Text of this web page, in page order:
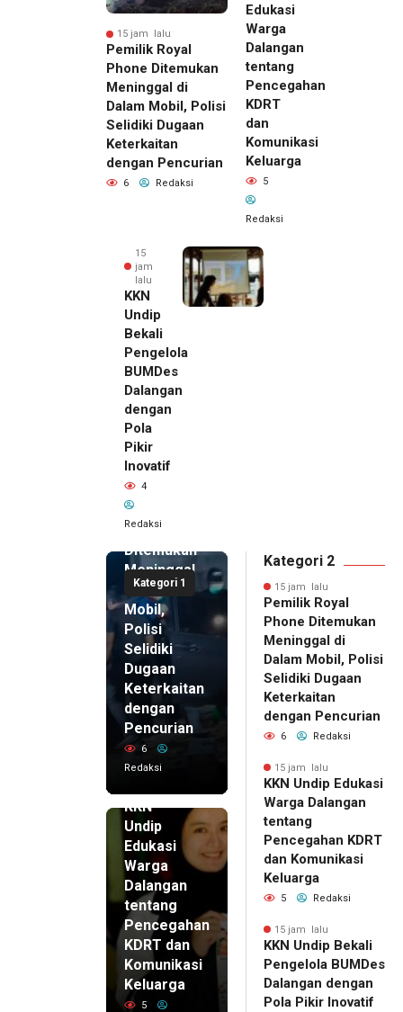
15 jam lalu
Pemilik Royal
Phone Ditemukan
Meninggal di
Dalam Mobil, Polisi
Selidiki Dugaan
Keterkaitan
dengan Pencurian
6 Redaksi
Edukasi
Warga
Dalangan
tentang
Pencegahan
KDRT
dan
Komunikasi
Keluarga
5
Redaksi
15
jam
lalu
KKN
Undip
Bekali
Pengelola
BUMDes
Dalangan
dengan
Pola
Pikir
Inovatif
4
Redaksi
Kategori 1
15 jam lalu
Pemilik
Royal
Phone
Ditemukan
Meninggal
di Dalam
Mobil,
Polisi
Selidiki
Dugaan
Keterkaitan
dengan
Pencurian
6
Redaksi
KKN
Undip
Edukasi
Warga
Dalangan
tentang
Pencegahan
KDRT dan
Komunikasi
Keluarga
5
Kategori 2
15 jam lalu
Pemilik Royal
Phone Ditemukan
Meninggal di
Dalam Mobil, Polisi
Selidiki Dugaan
Keterkaitan
dengan Pencurian
6 Redaksi
15 jam lalu
KKN Undip Edukasi
Warga Dalangan
tentang
Pencegahan KDRT
dan Komunikasi
Keluarga
5 Redaksi
15 jam lalu
KKN Undip Bekali
Pengelola BUMDes
Dalangan dengan
Pola Pikir Inovatif